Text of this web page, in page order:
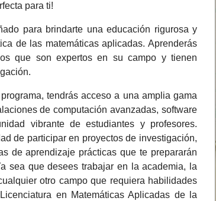
para ti!
para brindarte una educación rigurosa y
de las matemáticas aplicadas. Aprenderás
que son expertos en su campo y tienen
tendrás acceso a una amplia gama
de computación avanzadas, software
vibrante de estudiantes y profesores.
de participar en proyectos de investigación,
de aprendizaje prácticas que te prepararán
sea que desees trabajar en la academia, la
otro campo que requiera habilidades
en Matemáticas Aplicadas de la